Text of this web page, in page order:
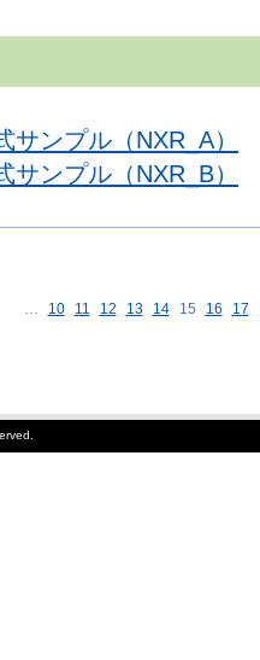
ンプル（NXR_A）
ンプル（NXR_B）
… 10 11 12 13 14 15 16 17